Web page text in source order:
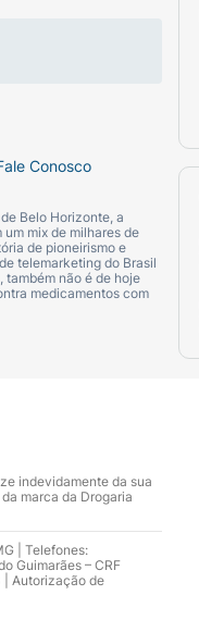
Conosco
Belo Horizonte, a
mix de milhares de
de pioneirismo e
telemarketing do Brasil
também não é de hoje
medicamentos com
indevidamente da sua
marca da Drogaria
| Telefones:
Guimarães – CRF
| Autorização de